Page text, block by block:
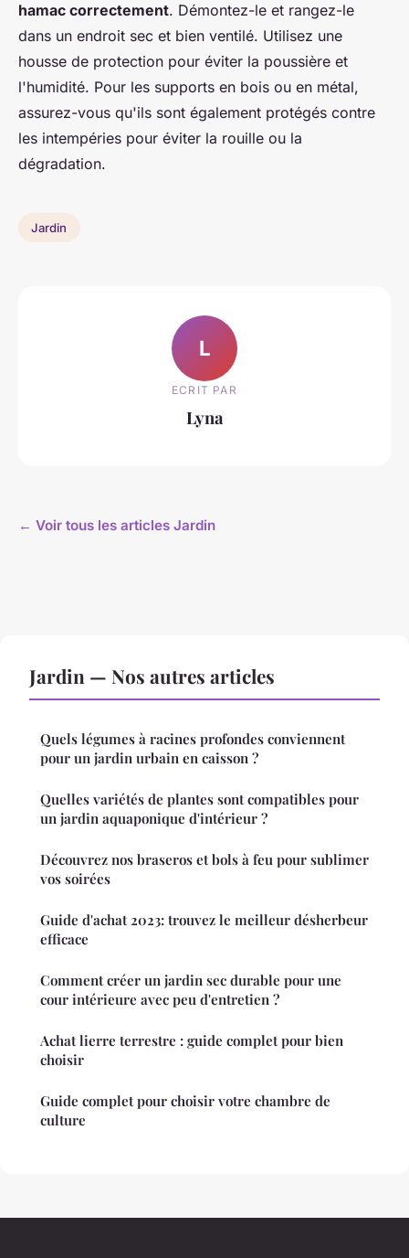
hamac correctement. Démontez-le et rangez-le
dans un endroit sec et bien ventilé. Utilisez une
housse de protection pour éviter la poussière et
l'humidité. Pour les supports en bois ou en métal,
assurez-vous qu'ils sont également protégés contre
les intempéries pour éviter la rouille ou la
dégradation.
Jardin
L
ECRIT PAR
Lyna
← Voir tous les articles Jardin
Jardin — Nos autres articles
Quels légumes à racines profondes conviennent
pour un jardin urbain en caisson ?
Quelles variétés de plantes sont compatibles pour
un jardin aquaponique d'intérieur ?
Découvrez nos braseros et bols à feu pour sublimer
vos soirées
Guide d'achat 2023: trouvez le meilleur désherbeur
efficace
Comment créer un jardin sec durable pour une
cour intérieure avec peu d'entretien ?
Achat lierre terrestre : guide complet pour bien
choisir
Guide complet pour choisir votre chambre de
culture